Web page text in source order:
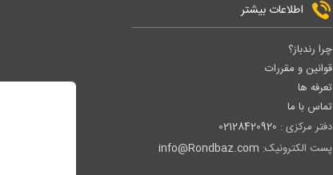
اطلاعات بیشتر
چرا رندباز؟
قوانین و مقررات
تعرفه ها
تماس با ما
دفتر مرکزی : 02128420920
پست الکترونیک: info@Rondbaz.com